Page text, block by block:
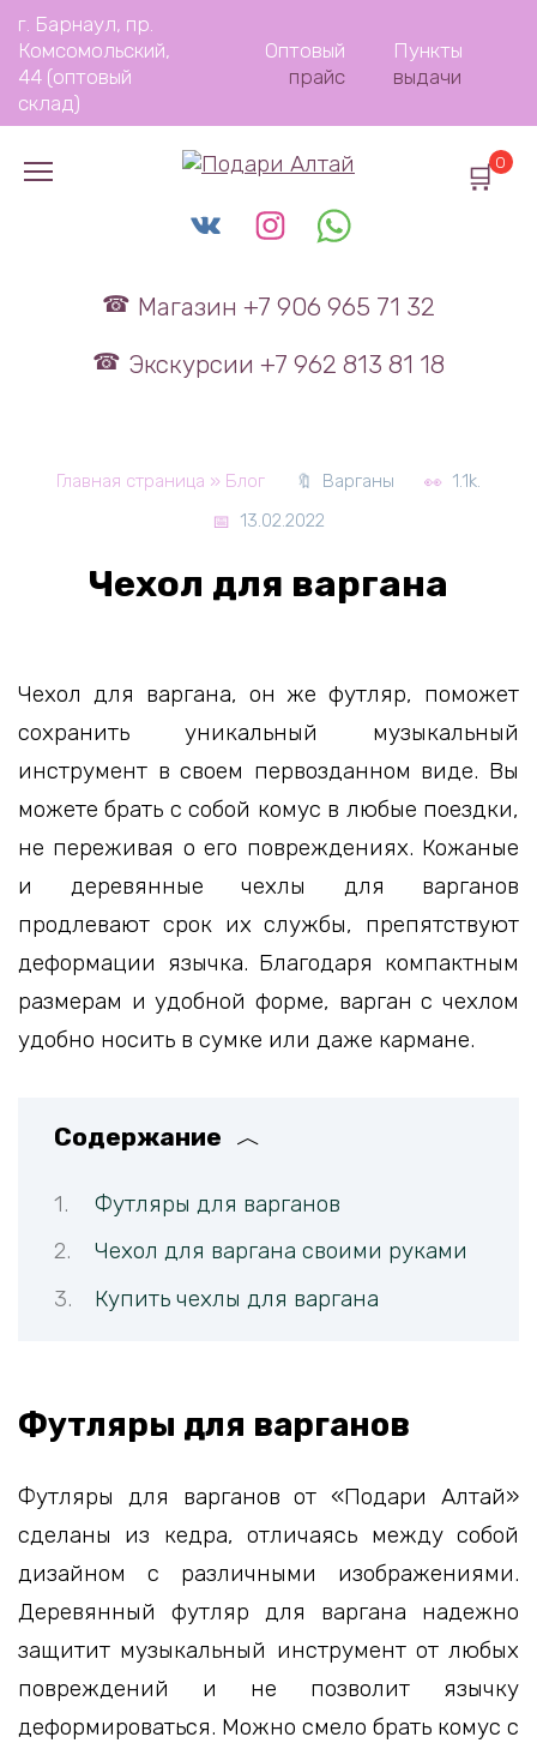
Перейти
содержанию
г. Барнаул, пр.
Комсомольский,
44 (оптовый
склад)
Оптовый
прайс
Пункты
выдачи
Магазин +7 906 965 71 32
Экскурсии +7 962 813 81 18
0
Главная страница » Блог Варганы
1.1k.
13.02.2022
Чехол для варгана
Чехол для варгана, он же футляр, поможет
сохранить уникальный музыкальный
инструмент в своем первозданном виде. Вы
можете брать с собой комус в любые поездки,
не переживая о его повреждениях. Кожаные
и деревянные чехлы для варганов
продлевают срок их службы, препятствуют
деформации язычка. Благодаря компактным
размерам и удобной форме, варган с чехлом
удобно носить в сумке или даже кармане.
Содержание
Футляры для варганов
Чехол для варгана своими руками
Купить чехлы для варгана
Футляры для варганов
Футляры для варганов от «Подари Алтай»
сделаны из кедра, отличаясь между собой
дизайном с различными изображениями.
Деревянный футляр для варгана надежно
защитит музыкальный инструмент от любых
повреждений и не позволит язычку
деформироваться. Можно смело брать комус с